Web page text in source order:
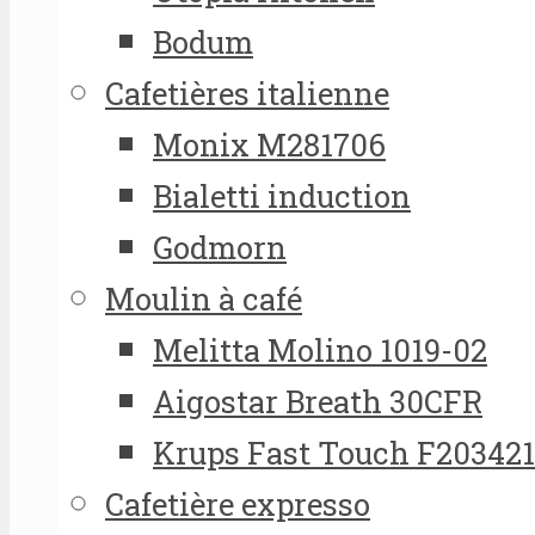
Bodum
Cafetières italienne
Monix M281706
Bialetti induction
Godmorn
Moulin à café
Melitta Molino 1019-02
Aigostar Breath 30CFR
Krups Fast Touch
Cafetière expresso